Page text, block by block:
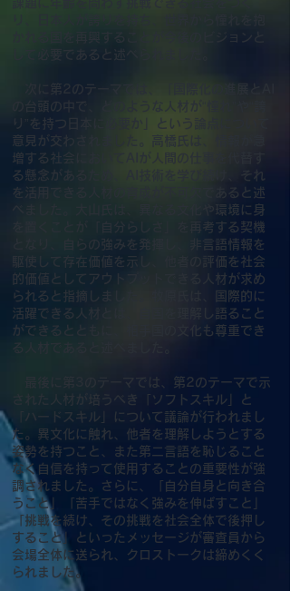
かれる国を再興することが今後のビジョンと
して必要であると述べられました。
次に第2のテーマでは、「国際化の進展とAI
の台頭の中で、どのような人材が“憧れ”や“誇
り”を持つ日本に必要か」という論点について
意見が交わされました。高橋氏は、情報が急
増する社会においてAIが人間の仕事を代替す
る懸念があるため、AI技術を学び続け、それ
を活用できる人材の育成が不可欠であると述
べました。大山氏は、異なる文化や環境に身
を置くことが「自分らしさ」を再考する契機
となり、自らの強みを発揮し、非言語情報を
駆使して存在価値を示し、他者の評価を社会
的価値としてアウトプットできる人材が求め
られると指摘しました。牧原氏は、国際的に
活躍できる人材とは、自国を理解し語ること
ができるとともに、相手国の文化も尊重でき
る人材であると述べました。
最後に第3のテーマでは、第2のテーマで示
された人材が培うべき「ソフトスキル」と
「ハードスキル」について議論が行われまし
た。異文化に触れ、他者を理解しようとする
姿勢を持つこと、また第二言語を恥じること
なく自信を持って使用することの重要性が強
調されました。さらに、「自分自身と向き合
うこと」「苦手ではなく強みを伸ばすこと」
「挑戦を続け、その挑戦を社会全体で後押し
すること」といったメッセージが審査員から
会場全体に送られ、クロストークは締めくく
られました。